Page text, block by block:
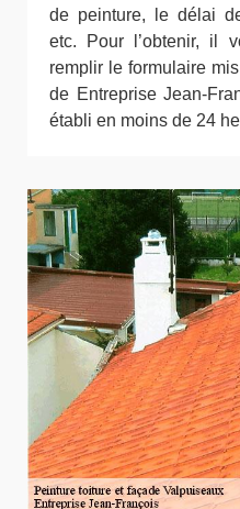
de peinture, le délai
etc. Pour l’obtenir, il
remplir le formulaire
de Entreprise Jean-
établi en moins de 24